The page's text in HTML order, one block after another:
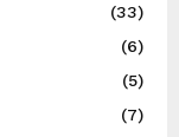
(33)
(6)
(5)
(7)